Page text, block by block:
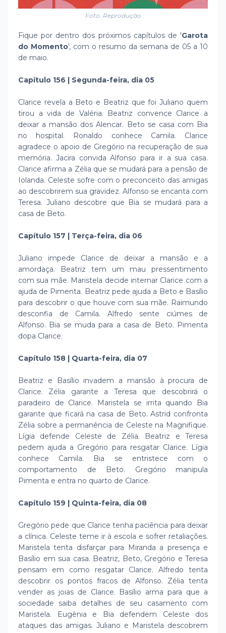
Foto: Reprodução
Fique por dentro dos próximos capítulos de 'Garota
do Momento', com o resumo da semana de 05 a 10
de maio.
Capítulo 156 | Segunda-feira, dia 05
Clarice revela a Beto e Beatriz que foi Juliano quem
tirou a vida de Valéria. Beatriz convence Clarice a
deixar a mansão dos Alencar. Beto se casa com Bia
no hospital. Ronaldo conhece Camila. Clarice
agradece o apoio de Gregório na recuperação de sua
memória. Jacira convida Alfonso para ir a sua casa.
Clarice afirma a Zélia que se mudará para a pensão de
Iolanda. Celeste sofre com o preconceito das amigas
ao descobrirem sua gravidez. Alfonso se encanta com
Teresa. Juliano descobre que Bia se mudará para a
casa de Beto.
Capítulo 157 | Terça-feira, dia 06
Juliano impede Clarice de deixar a mansão e a
amordaça. Beatriz tem um mau pressentimento
com sua mãe. Maristela decide internar Clarice com a
ajuda de Pimenta. Beatriz pede ajuda a Beto e Basílio
para descobrir o que houve com sua mãe. Raimundo
desconfia de Camila. Alfredo sente ciúmes de
Alfonso. Bia se muda para a casa de Beto. Pimenta
dopa Clarice.
Capítulo 158 | Quarta-feira, dia 07
Beatriz e Basílio invadem a mansão à procura de
Clarice. Zélia garante a Teresa que descobrirá o
paradeiro de Clarice. Maristela se irrita quando Bia
garante que ficará na casa de Beto. Astrid confronta
Zélia sobre a permanência de Celeste na Magnifique.
Lígia defende Celeste de Zélia. Beatriz e Teresa
pedem ajuda a Gregório para resgatar Clarice. Lígia
conhece Camila. Bia se entristece com o
comportamento de Beto. Gregório manipula
Pimenta e entra no quarto de Clarice.
Capítulo 159 | Quinta-feira, dia 08
Gregório pede que Clarice tenha paciência para deixar
a clínica. Celeste teme ir à escola e sofrer retaliações.
Maristela tenta disfarçar para Miranda a presença e
Basílio em sua casa. Beatriz, Beto, Gregório e Teresa
pensam em como resgatar Clarice. Alfredo tenta
descobrir os pontos fracos de Alfonso. Zélia tenta
vender as joias de Clarice. Basílio arma para que a
sociedade saiba detalhes de seu casamento com
Maristela. Eugênia e Bia defendem Celeste dos
ataques das amigas. Juliano e Maristela descobrem